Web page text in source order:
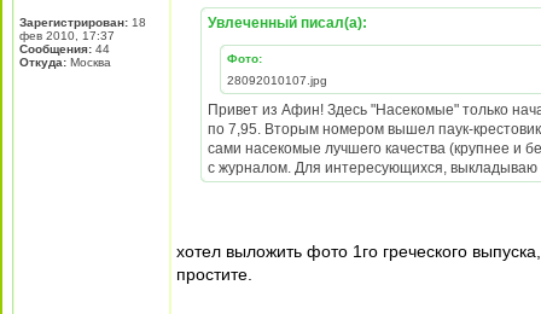
Зарегистрирован: 18
фев 2010, 17:37
Сообщения: 44
Откуда: Москва
Увлеченный писал(а):
Фото:
28092010107.jpg
Привет из Афин! Здесь "Насекомые" только
по 7,95. Вторым номером вышел паук-
сами насекомые лучшего качества (крупнее и
с журналом. Для интересующихся,
хотел выложить фото 1го греческого
простите.